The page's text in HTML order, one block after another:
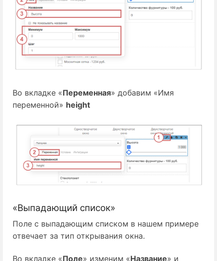
Во вкладке «Переменная» добавим «Имя
переменной» height
«Выпадающий список»
Поле с выпадающим списком в нашем примере
отвечает за тип открывания окна.
Во вкладке «Поле» изменим «Название» и